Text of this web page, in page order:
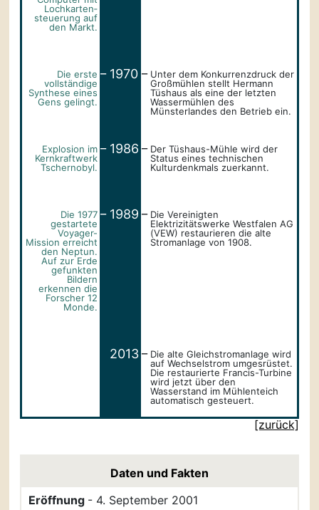
Lochkarten­
steuerung auf
den Markt.
Die erste
vollständige
Synthese eines
Gens gelingt.
1970
Unter dem Konkurrenzdruck der
Großmühlen stellt Hermann
Tüshaus als eine der letzten
Wassermühlen des
Münsterlandes den Betrieb ein.
Explosion im
Kernkraftwerk
Tschernobyl.
1986
Der Tüshaus-Mühle wird der
Status eines technischen
Kulturdenkmals zuerkannt.
Die 1977
gestartete
Voyager-
Mission erreicht
den Neptun.
Auf zur Erde
gefunkten
Bildern
erkennen die
Forscher 12
Monde.
1989
Die Vereinigten
Elektrizitätswerke Westfalen AG
(VEW) restaurieren die alte
Stromanlage von 1908.
2013
Die alte Gleichstromanlage wird
auf Wechselstrom umgesrüstet.
Die restaurierte Francis-Turbine
wird jetzt über den
Wasserstand im Mühlenteich
automatisch gesteuert.
[zurück]
Daten und Fakten
Eröffnung - 4. September 2001